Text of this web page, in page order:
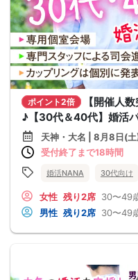
ポイント2倍
【開催人
♪【30代＆40代】婚活
天神・大名 | 8月8日(
受付終了まで18時間
婚活NANA 30代向け
女性 残り2席 30〜49
男性 残り2席 30〜49